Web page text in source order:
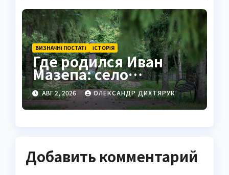
ВИЗНАЧНІ ПОСТАТІ ІСТОРІЯ
Где родился Иван
Мазепа: село
Мазепинцы и корни
легендарного гетмана
АВГ 2, 2026 ОЛЕКСАНДР ДИХТЯРУК
Добавить комментарий